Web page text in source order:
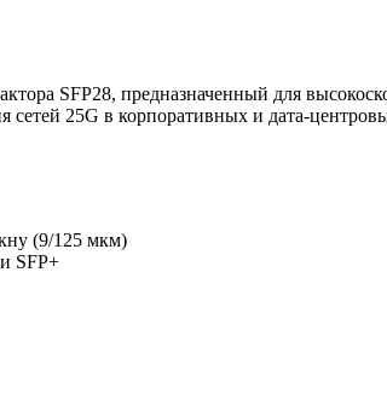
SFP28, предназначенный для
сетей 25G в корпоративных и дата-
(9/125 мкм)
SFP+